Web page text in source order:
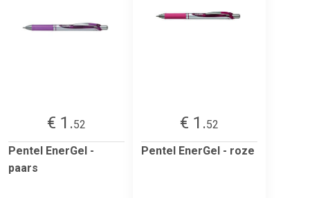
€ 1.52
Pentel EnerGel -
paars
€ 1.52
Pentel EnerGel - roze